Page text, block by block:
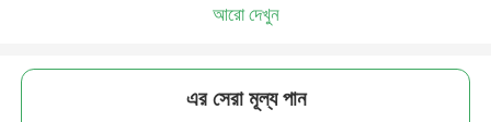
আরো দেখুন
এর সেরা মূল্য পান